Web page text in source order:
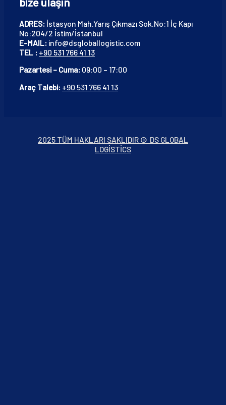
ADRES: İstasyon Mah.Yarış Çıkmazı Sok.No:1 İç Kapı
No:204/2 İstim/İstanbul
E-MAIL: info@dsgloballogistic.com
TEL : +90 531 766 41 13
Pazartesi – Cuma: 09:00 – 17:00
Araç Talebi: +90 531 766 41 13
2025 TÜM HAKLARI SAKLIDIR © DS GLOBAL
LOGISTICS